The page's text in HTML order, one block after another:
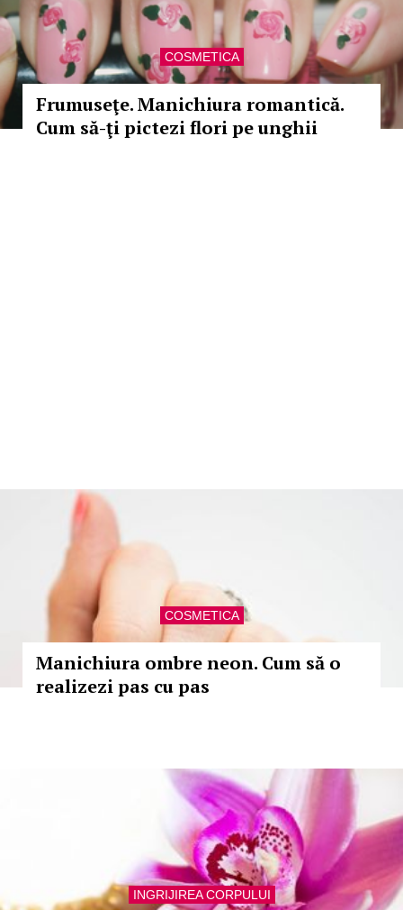
COSMETICA
Frumuseţe. Manichiura romantică.
Cum să-ţi pictezi flori pe unghii
COSMETICA
Manichiura ombre neon. Cum să o
realizezi pas cu pas
INGRIJIREA CORPULUI